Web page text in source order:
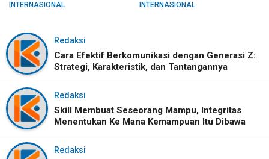
INTERNASIONAL INTERNASIONAL
Redaksi
Cara Efektif Berkomunikasi dengan Generasi Z:
Strategi, Karakteristik, dan Tantangannya
Redaksi
Skill Membuat Seseorang Mampu, Integritas
Menentukan Ke Mana Kemampuan Itu Dibawa
Redaksi